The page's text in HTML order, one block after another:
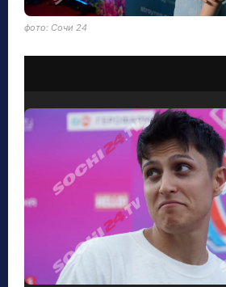
фото: Сочи 24